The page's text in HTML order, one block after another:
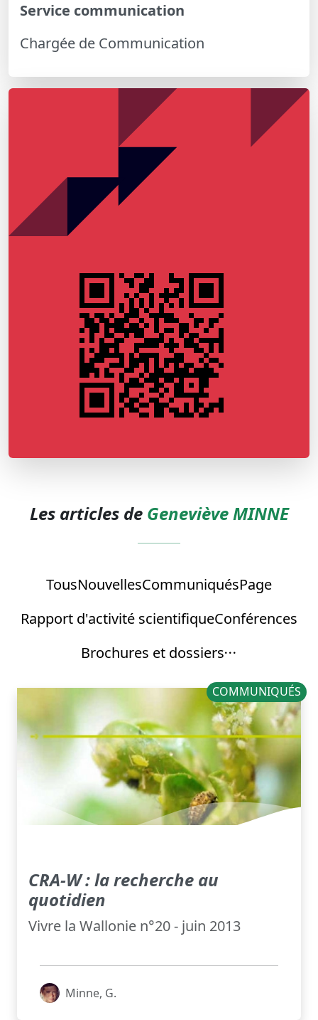
Service communication
Chargée de Communication
Les articles de Geneviève MINNE
TousNouvellesCommuniquésPage
Rapport d'activité scientifiqueConférences
Brochures et dossiers
COMMUNIQUÉS
CRA-W : la recherche au
quotidien
Vivre la Wallonie n°20 - juin 2013
Minne, G.